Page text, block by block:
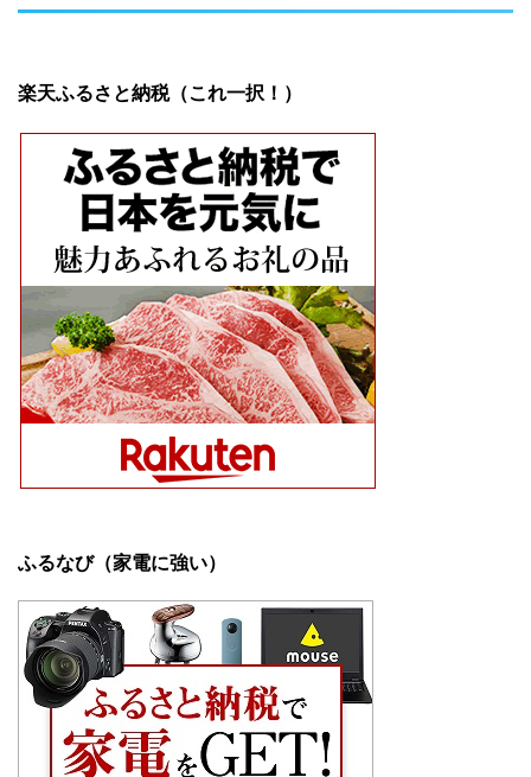
楽天ふるさと納税（これ一択！）
ふるなび（家電に強い）